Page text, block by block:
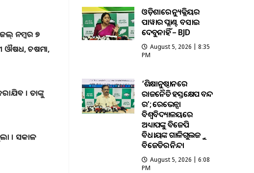
ନମ୍ବର ୭
ଔଷଧ, ଚଷମା,
। ତାଙ୍କୁ
। ସକାଳ
ଓଡ଼ିଶାରେ ନ୍ୟୁକ୍ଲିୟର
ପାୱାର ପ୍ଲାଣ୍ଟ ବସାଇ
ଦେବୁନାହିଁ – BJD
August 5, 2026 | 8:35
PM
‘ଶିକ୍ଷାନୁଷ୍ଠାନରେ
ରାଜନୈତିକ ହସ୍ତକ୍ଷେପ ବନ୍ଦ
କର’; ରେଭେନ୍ସା
ବିଶ୍ୱବିଦ୍ୟାଳୟରେ
ଅଧ୍ୟାପକଙ୍କୁ ବିଜେପି
ବିଧାୟକଙ୍କ ଗାଳିଗୁଲଜକୁ
ବିଜେଡିର ନିନ୍ଦା
August 5, 2026 | 6:08
PM